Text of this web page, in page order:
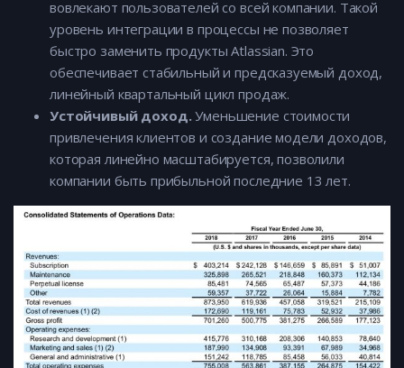
вовлекают пользователей со всей компании. Такой
уровень интеграции в процессы не позволяет
быстро заменить продукты Atlassian. Это
обеспечивает стабильный и предсказуемый доход,
линейный квартальный цикл продаж.
Устойчивый доход. Уменьшение стоимости
привлечения клиентов и создание модели доходов,
которая линейно масштабируется, позволили
компании быть прибыльной последние 13 лет.